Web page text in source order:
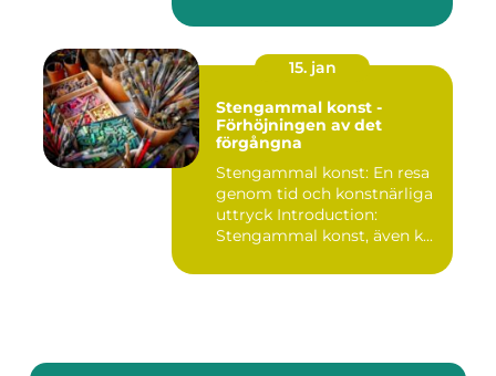
15. jan
Stengammal konst -
Förhöjningen av det
förgångna
Stengammal konst: En resa
genom tid och konstnärliga
uttryck Introduction:
Stengammal konst, även k...